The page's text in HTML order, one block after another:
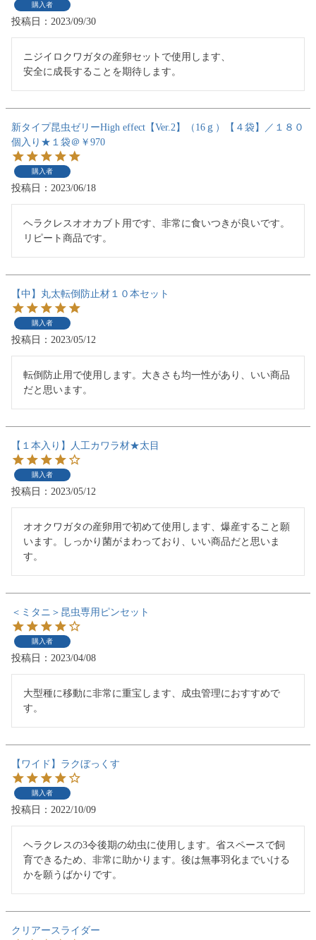
購入者
投稿日 2023/09/30
ニジイロクワガタの産卵セットで使用します、
安全に成長することを期待します。
新タイプ昆虫ゼリーHigh effect【Ver.2】（16ｇ）【４袋】／１８０
個入り★１袋＠￥970
購入者
投稿日 2023/06/18
ヘラクレスオオカブト用です、非常に食いつきが良いです。
リピート商品です。
【中】丸太転倒防止材１０本セット
購入者
投稿日 2023/05/12
転倒防止用で使用します。大きさも均一性があり、いい商品
だと思います。
【１本入り】人工カワラ材★太目
購入者
投稿日 2023/05/12
オオクワガタの産卵用で初めて使用します、爆産すること願
います。しっかり菌がまわっており、いい商品だと思いま
す。
＜ミタニ＞昆虫専用ピンセット
購入者
投稿日 2023/04/08
大型種に移動に非常に重宝します、成虫管理におすすめで
す。
【ワイド】ラクぼっくす
購入者
投稿日 2022/10/09
ヘラクレスの3令後期の幼虫に使用します。省スペースで飼
育できるため、非常に助かります。後は無事羽化までいける
かを願うばかりです。
クリアースライダー